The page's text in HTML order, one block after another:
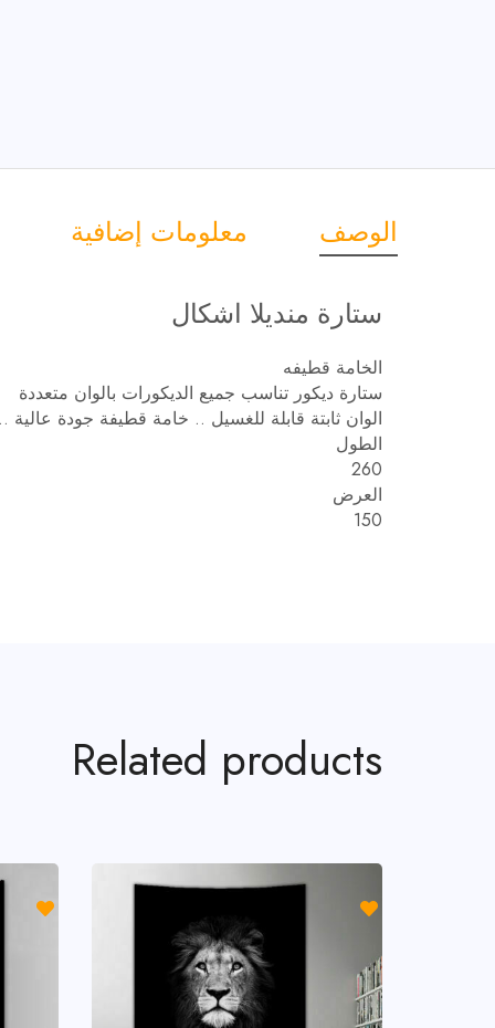
الوصف معلومات إضافية
ستارة منديلا اشكال
الخامة قطيفه
ستارة ديكور تناسب جميع الديكورات بالوان متعددة
الوان ثابتة قابلة للغسيل .. خامة قطيفة جودة
الطول
260
العرض
150
Related products